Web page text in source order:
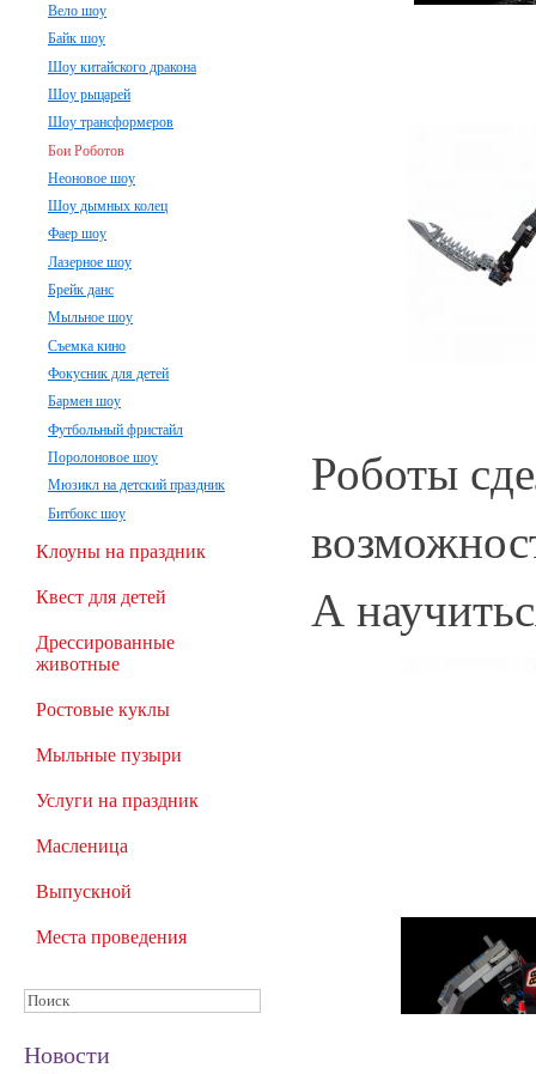
Роботы
А
Вело шоу
Байк шоу
Шоу китайского дракона
Шоу рыцарей
Шоу трансформеров
Бои Роботов
Неоновое шоу
Шоу дымных колец
Фаер шоу
Лазерное шоу
Брейк данс
Мыльное шоу
Съемка кино
Фокусник для детей
Бармен шоу
Футбольный фристайл
Поролоновое шоу
Мюзикл на детский праздник
Битбокс шоу
Клоуны на праздник
Квест для детей
Дрессированные
животные
Ростовые куклы
Мыльные пузыри
Услуги на праздник
Масленица
Выпускной
Места проведения
Новости